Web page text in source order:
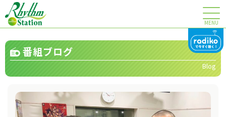
MENU
番組ブログ
Blog